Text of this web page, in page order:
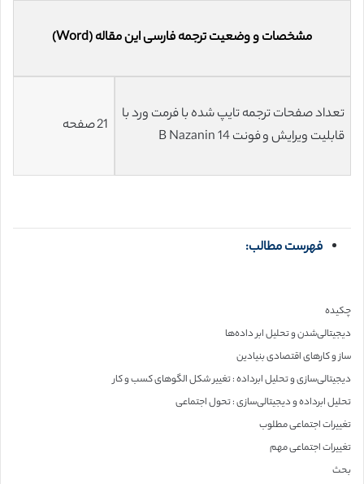
مشخصات و وضعیت ترجمه فارسی این مقاله (Word)
تعداد صفحات ترجمه تایپ شده با فرمت ورد با
قابلیت ویرایش و فونت 14 B Nazanin
21 صفحه
فهرست مطالب:
چکیده
دیجیتالی‌شدن و تحلیل ابر داده‌ها
ساز و کارهای اقتصادی بنیادین
دیجیتالی‌سازی و تحلیل ابرداده : تغییر شکل الگوهای کسب و کار
تحلیل ابرداده و دیجیتالی‌سازی : تحول اجتماعی
تغییرات اجتماعی مطلوب
تغییرات اجتماعی مهم
بحث